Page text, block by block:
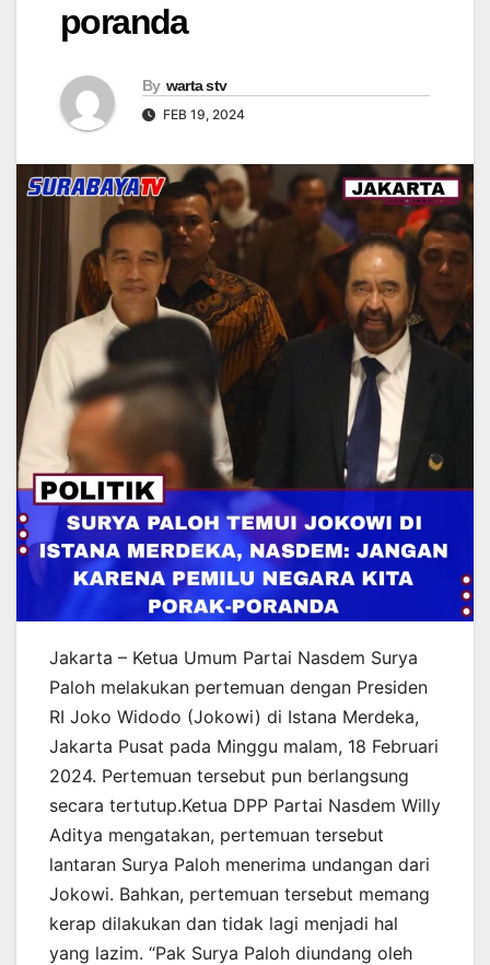
poranda
By warta stv
FEB 19, 2024
Jakarta – Ketua Umum Partai Nasdem Surya
Paloh melakukan pertemuan dengan Presiden
RI Joko Widodo (Jokowi) di Istana Merdeka,
Jakarta Pusat pada Minggu malam, 18 Februari
2024. Pertemuan tersebut pun berlangsung
secara tertutup.Ketua DPP Partai Nasdem Willy
Aditya mengatakan, pertemuan tersebut
lantaran Surya Paloh menerima undangan dari
Jokowi. Bahkan, pertemuan tersebut memang
kerap dilakukan dan tidak lagi menjadi hal
yang lazim. “Pak Surya Paloh diundang oleh